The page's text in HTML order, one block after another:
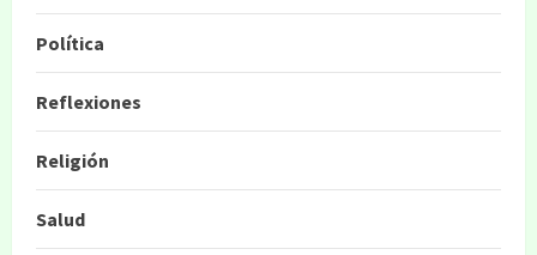
Política
Reflexiones
Religión
Salud